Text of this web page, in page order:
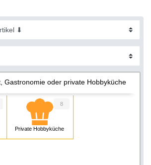
Gastronomie oder private Hobbyküche
Private Hobbyküche
8